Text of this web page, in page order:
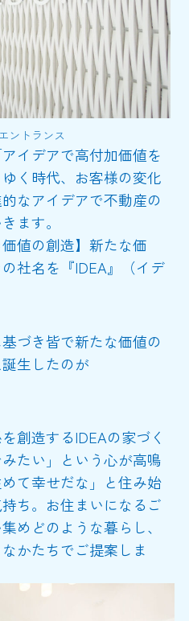
ントランス
イデアで高付加価値を
く時代、お客様の変化
なアイデアで不動産の
ます。
値の創造】新たな価
社名を『IDEA』（イデ
づき皆で新たな価値の
生したのが
創造するIDEAの家づく
たい」という心が高鳴
て幸せだな」と住み始
ち。お住まいになるご
めどのような暮らし、
かたちでご提案しま